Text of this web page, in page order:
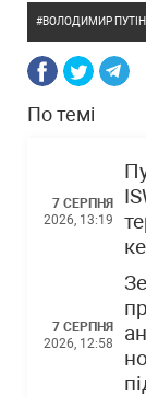
ВОЛОДИМИР ПУТІН
По темі
7 СЕРПНЯ
2026, 13:19
7 СЕРПНЯ
2026, 12:58